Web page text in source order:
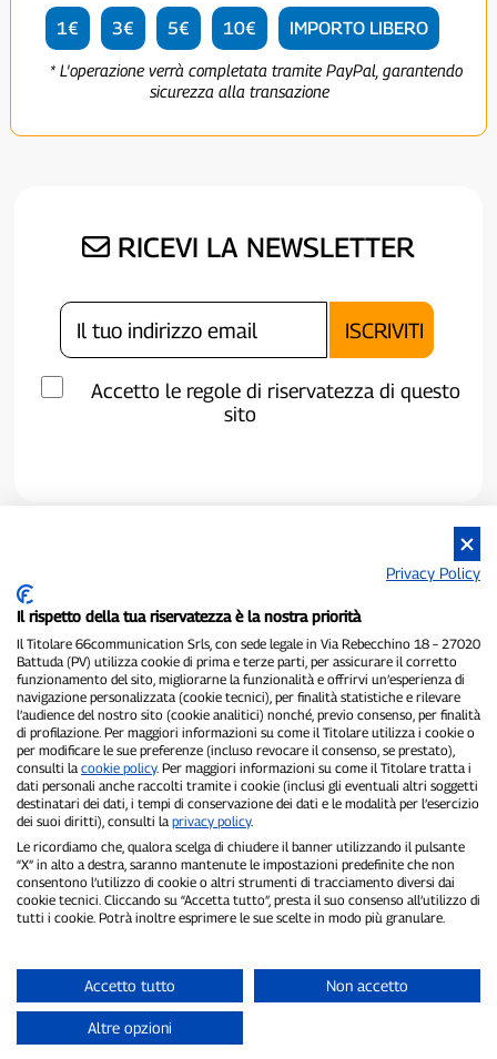
1€ 3€ 5€ 10€ IMPORTO LIBERO
* L'operazione verrà completata tramite PayPal, garantendo
sicurezza alla transazione
RICEVI LA NEWSLETTER
Accetto le regole di riservatezza di questo
sito
P300.it è una Testata Giornalistica indipendente
Registrazione numero 1/2021 del 1/2/2021 - Tribunale di Pavia
Proprietario ed editore:66communication Srls- P.IVA
02798890188
Direttore Responsabile:Alessandro Secchi- Vicedirettore:Federico
Benedusi
Privacy Policy-
"Se è successo davvero, lo trovi su P300.it"
Copyright © P300.it 2012-2026
Privacy Policy
Il rispetto della tua riservatezza è la nostra priorità
Il Titolare 66communication Srls, con sede legale in Via Rebecchino 18 – 27020
Battuda (PV) utilizza cookie di prima e terze parti, per assicurare il corretto
funzionamento del sito, migliorarne la funzionalità e offrirvi un’esperienza di
navigazione personalizzata (cookie tecnici), per finalità statistiche e rilevare
l’audience del nostro sito (cookie analitici) nonché, previo consenso, per finalità
di profilazione. Per maggiori informazioni su come il Titolare utilizza i cookie o
per modificare le sue preferenze (incluso revocare il consenso, se prestato),
consulti la cookie policy. Per maggiori informazioni su come il Titolare tratta i
dati personali anche raccolti tramite i cookie (inclusi gli eventuali altri soggetti
destinatari dei dati, i tempi di conservazione dei dati e le modalità per l’esercizio
dei suoi diritti), consulti la privacy policy.
Le ricordiamo che, qualora scelga di chiudere il banner utilizzando il pulsante
“X” in alto a destra, saranno mantenute le impostazioni predefinite che non
consentono l’utilizzo di cookie o altri strumenti di tracciamento diversi dai
cookie tecnici. Cliccando su “Accetta tutto”, presta il suo consenso all’utilizzo di
tutti i cookie. Potrà inoltre esprimere le sue scelte in modo più granulare.
Accetto tutto Non accetto
Altre opzioni